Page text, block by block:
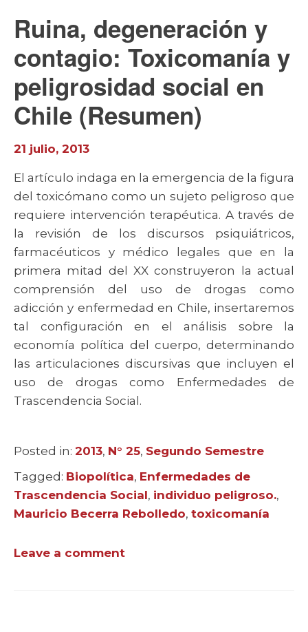
Ruina, degeneración y
contagio: Toxicomanía y
peligrosidad social en
Chile (Resumen)
21 julio, 2013
El artículo indaga en la emergencia de la figura
del toxicómano como un sujeto peligroso que
requiere intervención terapéutica. A través de
la revisión de los discursos psiquiátricos,
farmacéuticos y médico legales que en la
primera mitad del XX construyeron la actual
comprensión del uso de drogas como
adicción y enfermedad en Chile, insertaremos
tal configuración en el análisis sobre la
economía política del cuerpo, determinando
las articulaciones discursivas que incluyen el
uso de drogas como Enfermedades de
Trascendencia Social.
Posted in: Categories
2013, N° 25, Segundo Semestre
Tagged: Tags
Biopolítica, Enfermedades de
Trascendencia Social, individuo peligroso.,
Mauricio Becerra Rebolledo, toxicomanía
Leave a comment